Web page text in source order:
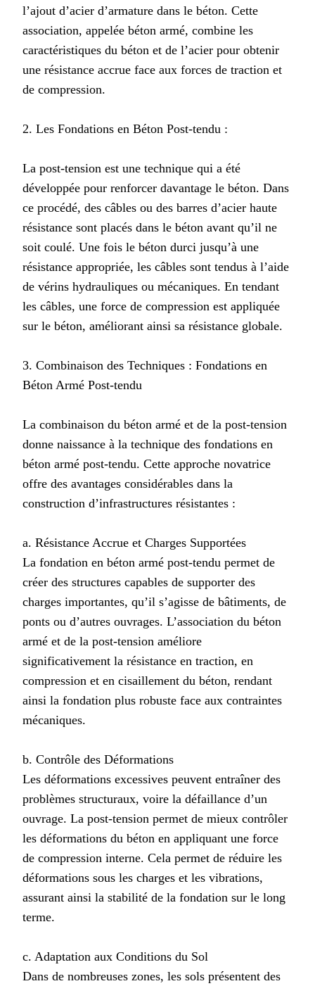
l’ajout d’acier d’armature dans le béton. Cette
association, appelée béton armé, combine les
caractéristiques du béton et de l’acier pour obtenir
une résistance accrue face aux forces de traction et
de compression.
2. Les Fondations en Béton Post-tendu :
La post-tension est une technique qui a été
développée pour renforcer davantage le béton. Dans
ce procédé, des câbles ou des barres d’acier haute
résistance sont placés dans le béton avant qu’il ne
soit coulé. Une fois le béton durci jusqu’à une
résistance appropriée, les câbles sont tendus à l’aide
de vérins hydrauliques ou mécaniques. En tendant
les câbles, une force de compression est appliquée
sur le béton, améliorant ainsi sa résistance globale.
3. Combinaison des Techniques : Fondations en
Béton Armé Post-tendu
La combinaison du béton armé et de la post-tension
donne naissance à la technique des fondations en
béton armé post-tendu. Cette approche novatrice
offre des avantages considérables dans la
construction d’infrastructures résistantes :
a. Résistance Accrue et Charges Supportées
La fondation en béton armé post-tendu permet de
créer des structures capables de supporter des
charges importantes, qu’il s’agisse de bâtiments, de
ponts ou d’autres ouvrages. L’association du béton
armé et de la post-tension améliore
significativement la résistance en traction, en
compression et en cisaillement du béton, rendant
ainsi la fondation plus robuste face aux contraintes
mécaniques.
b. Contrôle des Déformations
Les déformations excessives peuvent entraîner des
problèmes structuraux, voire la défaillance d’un
ouvrage. La post-tension permet de mieux contrôler
les déformations du béton en appliquant une force
de compression interne. Cela permet de réduire les
déformations sous les charges et les vibrations,
assurant ainsi la stabilité de la fondation sur le long
terme.
c. Adaptation aux Conditions du Sol
Dans de nombreuses zones, les sols présentent des